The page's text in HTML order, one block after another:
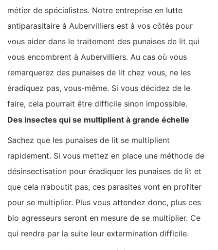
métier de spécialistes. Notre entreprise en lutte
antiparasitaire à Aubervilliers est à vos côtés pour
vous aider dans le traitement des punaises de lit qui
vous encombrent à Aubervilliers. Au cas où vous
remarquerez des punaises de lit chez vous, ne les
éradiquez pas, vous-même. Si vous décidez de le
faire, cela pourrait être difficile sinon impossible.
Des insectes qui se multiplient à grande échelle
Sachez que les punaises de lit se multiplient
rapidement. Si vous mettez en place une méthode de
désinsectisation pour éradiquer les punaises de lit et
que cela n’aboutit pas, ces parasites vont en profiter
pour se multiplier. Plus vous attendez donc, plus ces
bio agresseurs seront en mesure de se multiplier. Ce
qui rendra par la suite leur extermination difficile.